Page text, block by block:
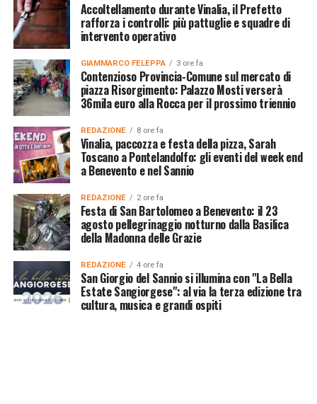
Accoltellamento durante Vinalia, il Prefetto
rafforza i controlli: più pattuglie e squadre di
intervento operativo
GIAMMARCO FELEPPA 3 ore fa
Contenzioso Provincia-Comune sul mercato di
piazza Risorgimento: Palazzo Mosti verserà
36mila euro alla Rocca per il prossimo triennio
REDAZIONE 8 ore fa
Vinalia, paccozza e festa della pizza, Sarah
Toscano a Pontelandolfo: gli eventi del week end
a Benevento e nel Sannio
REDAZIONE 2 ore fa
Festa di San Bartolomeo a Benevento: il 23
agosto pellegrinaggio notturno dalla Basilica
della Madonna delle Grazie
REDAZIONE 4 ore fa
San Giorgio del Sannio si illumina con "La Bella
Estate Sangiorgese": al via la terza edizione tra
cultura, musica e grandi ospiti